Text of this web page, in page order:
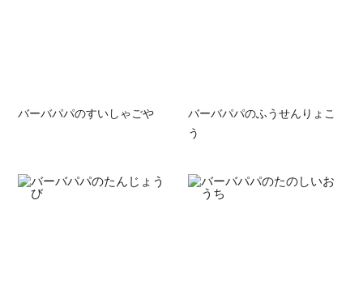
バーバパパのすいしゃごや
バーバパパのふうせんりょこ
う